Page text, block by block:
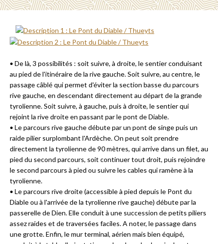
• De là, 3 possibilités : soit suivre, à droite, le sentier conduisant
au pied de l'itinéraire de la rive gauche. Soit suivre, au centre, le
passage câblé qui permet d'éviter la section basse du parcours
rive gauche, en descendant directement au départ de la grande
tyrolienne. Soit suivre, à gauche, puis à droite, le sentier qui
rejoint la rive droite en passant par le pont de Diable.
• Le parcours rive gauche débute par un pont de singe puis un
raide pilier surplombant l'Ardèche. On peut soit prendre
directement la tyrolienne de 90 mètres, qui arrive dans un filet, au
pied du second parcours, soit continuer tout droit, puis rejoindre
le second parcours à pied ou suivre les cables qui ramène à la
tyrolienne.
• Le parcours rive droite (accessible à pied depuis le Pont du
Diable ou à l'arrivée de la tyrolienne rive gauche) débute par la
passerelle de Dien. Elle conduit à une succession de petits piliers
assez raides et de traversées faciles. A noter, le passage dans
une grotte. Enfin, le mur terminal, aérien mais bien équipé,